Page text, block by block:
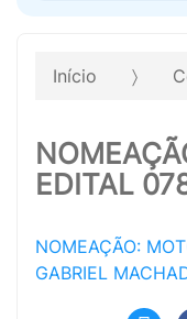
Início
EDITAL
NOMEAÇÃO:
GABRIEL